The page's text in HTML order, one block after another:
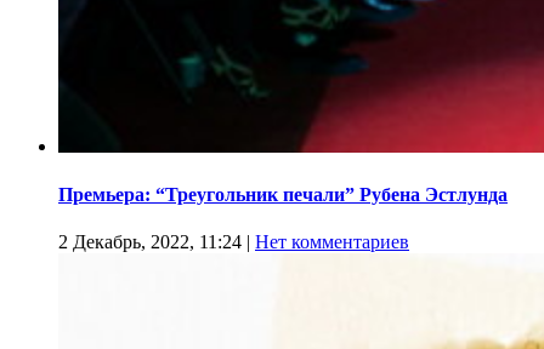
Премьера: “Треугольник печали” Рубена Эстлунда
2 Декабрь, 2022, 11:24 | Нет комментариев